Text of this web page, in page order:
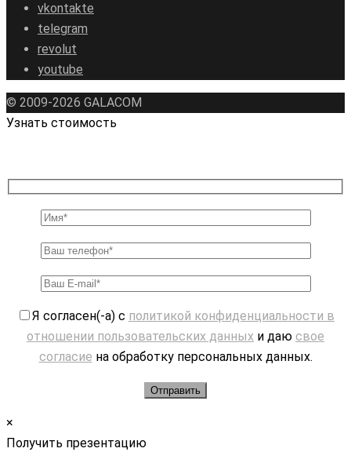
vkontakte
telegram
revolut
youtube
© 2009-2026 GALAСOM
Узнать стоимость
Я согласен(-а) с политикой конфиденциальности в
отношении пользовательских данных и даю свое
согласие на обработку персональных данных.
×
Получить презентацию